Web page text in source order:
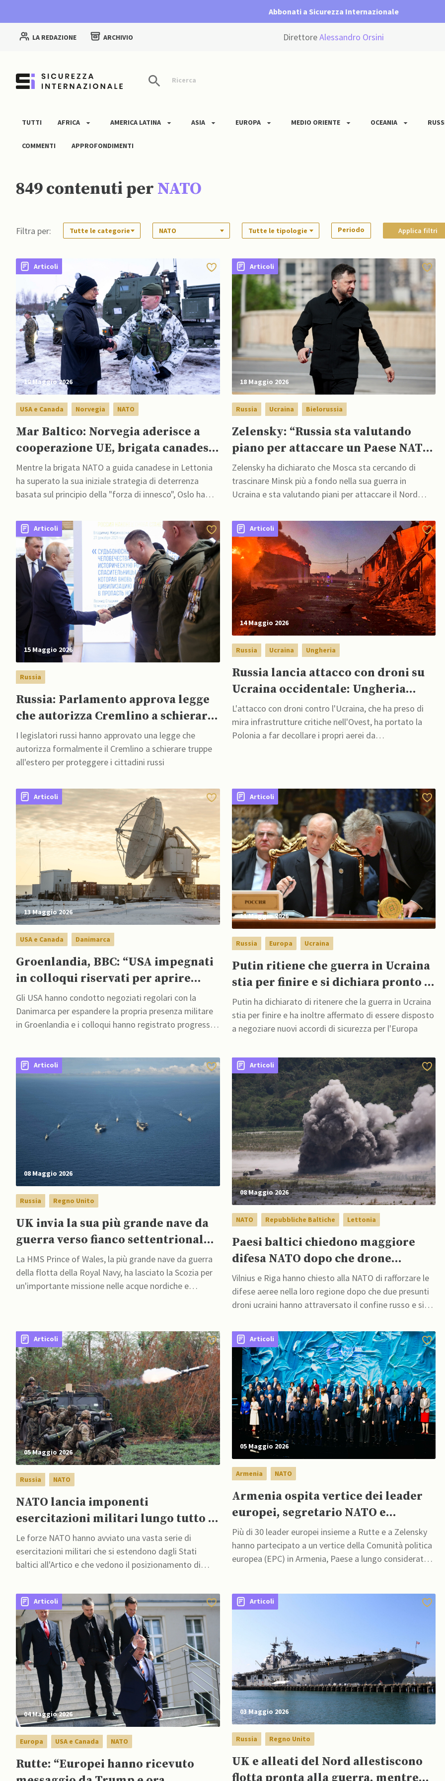
Abbonati a Sicurezza Internazionale
LA REDAZIONE ARCHIVIO DirettoreAlessandro Orsini
Ricerca
TUTTI AFRICA AMERICA LATINA ASIA EUROPA MEDIO ORIENTE OCEANIA
COMMENTI APPROFONDIMENTI
849 contenuti per NATO
Filtra per: Tutte le categorie NATO Tutte le tipologie Periodo Applica filtri
Articoli
18 Maggio 2026
USA e Canada Norvegia NATO
Mar Baltico: Norvegia aderisce a
cooperazione UE, brigata canadese
NATO supera la “tripwire force”
Mentre la brigata NATO a guida canadese in Lettonia
ha superato la sua iniziale strategia di deterrenza
basata sul principio della "forza di innesco", Oslo ha
Articoli
18 Maggio 2026
Russia Ucraina Bielorussia
Zelensky: “Russia sta valutando
piano per attaccare un Paese NATO
dalla Bielorussia”
Zelensky ha dichiarato che Mosca sta cercando di
trascinare Minsk più a fondo nella sua guerra in
Ucraina e sta valutando piani per attaccare il Nord
bielorusso
Articoli
15 Maggio 2026
Russia
Russia: Parlamento approva legge
che autorizza Cremlino a schierare
truppe all’estero
I legislatori russi hanno approvato una legge che
autorizza formalmente il Cremlino a schierare truppe
all'estero per proteggere i cittadini russi
Articoli
14 Maggio 2026
Russia Ucraina Ungheria
Russia lancia attacco con droni su
Ucraina occidentale: Ungheria
convoca ambasciatore russo,
Polonia fa decollare jet
L'attacco con droni contro l'Ucraina, che ha preso di
mira infrastrutture critiche nell'Ovest, ha portato la
Polonia a far decollare i propri aerei da
Articoli
13 Maggio 2026
USA e Canada Danimarca
Groenlandia, BBC: “USA impegnati
in colloqui riservati per aprire
nuove basi”
Gli USA hanno condotto negoziati regolari con la
Danimarca per espandere la propria presenza militare
in Groenlandia e i colloqui hanno registrato progressi
Articoli
11 Maggio 2026
Russia Europa Ucraina
Putin ritiene che guerra in Ucraina
stia per finire e si dichiara pronto a
dialogare con Europa
Putin ha dichiarato di ritenere che la guerra in Ucraina
stia per finire e ha inoltre affermato di essere disposto
a negoziare nuovi accordi di sicurezza per l'Europa
Articoli
08 Maggio 2026
Russia Regno Unito
UK invia la sua più grande nave da
guerra verso fianco settentrionale
della Russia
La HMS Prince of Wales, la più grande nave da guerra
della flotta della Royal Navy, ha lasciato la Scozia per
un'importante missione nelle acque nordiche e
Articoli
08 Maggio 2026
NATO Repubbliche Baltiche Lettonia
Paesi baltici chiedono maggiore
difesa NATO dopo che drone
colpisce serbatoi di petrolio lettoni
Vilnius e Riga hanno chiesto alla NATO di rafforzare le
difese aeree nella loro regione dopo che due presunti
droni ucraini hanno attraversato il confine russo e si
Articoli
05 Maggio 2026
Russia NATO
NATO lancia imponenti
esercitazioni militari lungo tutto il
confine con la Russia
Le forze NATO hanno avviato una vasta serie di
esercitazioni militari che si estendono dagli Stati
baltici all'Artico e che vedono il posizionamento di
Russia
Articoli
05 Maggio 2026
Armenia NATO
Armenia ospita vertice dei leader
europei, segretario NATO e
presidente ucraino testando
relazioni con Mosca
Più di 30 leader europei insieme a Rutte e a Zelensky
hanno partecipato a un vertice della Comunità politica
europea (EPC) in Armenia, Paese a lungo considerato il
Articoli
04 Maggio 2026
Europa USA e Canada NATO
Rutte: “Europei hanno ricevuto
Articoli
03 Maggio 2026
Russia Regno Unito
UK e alleati del Nord allestiscono